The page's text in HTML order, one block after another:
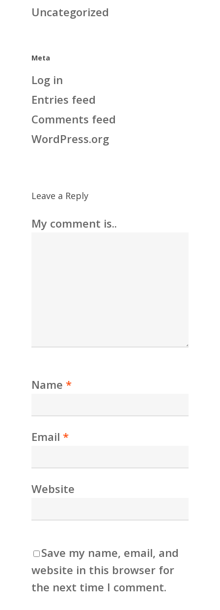
Uncategorized
Meta
Log in
Entries feed
Comments feed
WordPress.org
Leave a Reply
My comment is..
Name *
Email *
Website
Save my name, email, and
website in this browser for
the next time I comment.